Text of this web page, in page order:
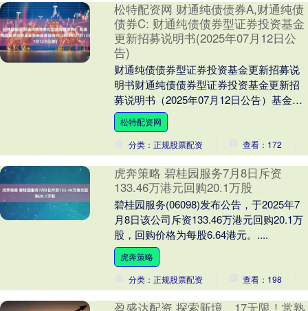
松特配资网 财通纯债债券A,财通纯债
债券C: 财通纯债债券型证券投资基金
更新招募说明书(2025年07月12日公
告)
财通纯债债券型证券投资基金更新招募说
明书财通纯债债券型证券投资基金更新招
募说明书（2025年07月12日公告）基金管
理人：财通基金管理有限公司基金托管
人：中国工....
松特配资网
分类：正规股票配资
查看：172
虎奔策略 碧桂园服务7月8日斥资
133.46万港元回购20.1万股
碧桂园服务(06098)发布公告，于2025年7
月8日该公司斥资133.46万港元回购20.1万
股，回购价格为每股6.64港元。....
虎奔策略
分类：正规股票配资
查看：198
盈盛达配资 探索新境，17无限！常熟